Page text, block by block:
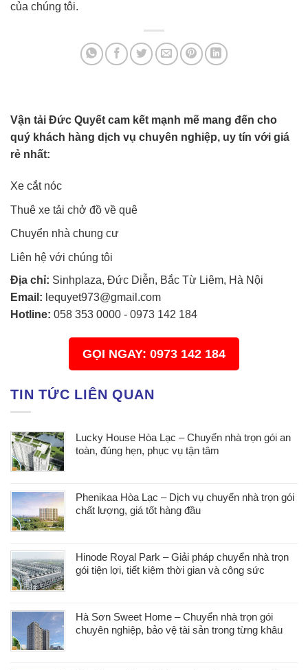
của chúng tôi.
Vận tải Đức Quyết cam kết mạnh mẽ mang đến cho
quý khách hàng dịch vụ chuyên nghiệp, uy tín với giá
rẻ nhất:
Xe cắt nóc
Thuê xe tải chở đồ về quê
Chuyển nhà chung cư
Liên hệ với chúng tôi
Địa chỉ: Sinhplaza, Đức Diễn, Bắc Từ Liêm, Hà Nội
Email: lequyet973@gmail.com
Hotline: 058 353 0000 - 0973 142 184
GỌI NGAY: 0973 142 184
TIN TỨC LIÊN QUAN
Lucky House Hòa Lạc – Chuyển nhà trọn gói an
toàn, đúng hẹn, phục vụ tận tâm
Phenikaa Hòa Lạc – Dịch vụ chuyển nhà trọn gói
chất lượng, giá tốt hàng đầu
Hinode Royal Park – Giải pháp chuyển nhà trọn
gói tiện lợi, tiết kiệm thời gian và công sức
Hà Sơn Sweet Home – Chuyển nhà trọn gói
chuyên nghiệp, bảo vệ tài sản trong từng khâu